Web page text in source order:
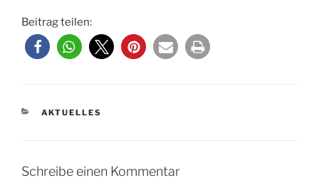
Beitrag teilen:
KATEGORIEN
AKTUELLES
Schreibe einen Kommentar